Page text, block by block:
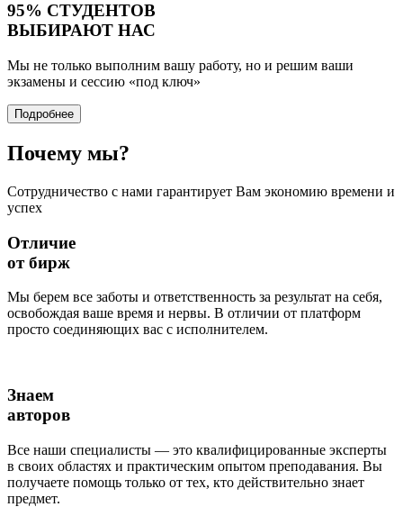
95% СТУДЕНТОВ
ВЫБИРАЮТ НАС
Мы не только выполним вашу работу, но и решим ваши
экзамены и сессию «под ключ»
Подробнее
Почему мы?
Сотрудничество с нами гарантирует Вам экономию времени и
успех
Отличие
от бирж
Мы берем все заботы и ответственность за результат на себя,
освобождая ваше время и нервы. В отличии от платформ
просто соединяющих вас с исполнителем.
Знаем
авторов
Все наши специалисты — это квалифицированные эксперты
в своих областях и практическим опытом преподавания. Вы
получаете помощь только от тех, кто действительно знает
предмет.